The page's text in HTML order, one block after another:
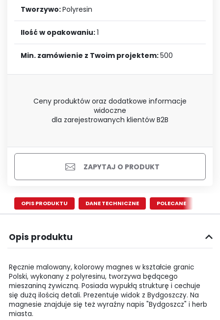
Tworzywo:Polyresin
Ilość w opakowaniu:1
Min. zamówienie z Twoim projektem:500
Ceny produktów oraz dodatkowe informacje
widoczne
dla zarejestrowanych klientów B2B
ZAPYTAJ O PRODUKT
OPIS PRODUKTU DANE TECHNICZNE POLECANE
Opis produktu
Ręcznie malowany, kolorowy magnes w kształcie granic
Polski, wykonany z polyresinu, tworzywa będącego
mieszaniną żywiczną. Posiada wypukłą strukturę i cechuje
się dużą ilością detali. Prezentuje widok z Bydgoszczy. Na
magnesie znajduje się też wyraźny napis "Bydgoszcz" i herb
miasta.